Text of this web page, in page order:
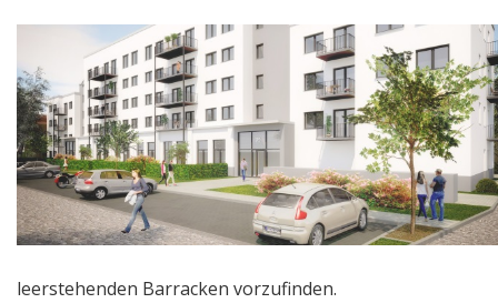
leerstehenden Barracken vorzufinden.